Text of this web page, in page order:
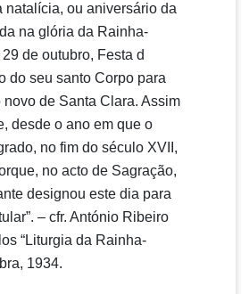
natalícia, ou aniversário da
na glória da Rainha-
de outubro, Festa d
do seu santo Corpo para
novo de Santa Clara. Assim
desde o ano em que o
no fim do século XVII,
no acto de Sagração,
designou este dia para
– cfr. António Ribeiro
“Liturgia da Rainha-
1934.